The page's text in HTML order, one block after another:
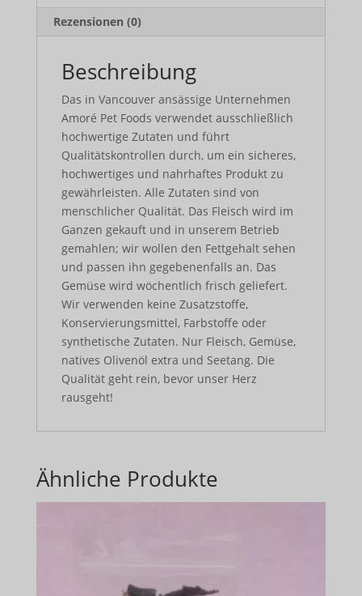
Rezensionen (0)
Beschreibung
Das in Vancouver ansässige Unternehmen
Amoré Pet Foods verwendet ausschließlich
hochwertige Zutaten und führt
Qualitätskontrollen durch, um ein sicheres,
hochwertiges und nahrhaftes Produkt zu
gewährleisten. Alle Zutaten sind von
menschlicher Qualität. Das Fleisch wird im
Ganzen gekauft und in unserem Betrieb
gemahlen; wir wollen den Fettgehalt sehen
und passen ihn gegebenenfalls an. Das
Gemüse wird wöchentlich frisch geliefert.
Wir verwenden keine Zusatzstoffe,
Konservierungsmittel, Farbstoffe oder
synthetische Zutaten. Nur Fleisch, Gemüse,
natives Olivenöl extra und Seetang. Die
Qualität geht rein, bevor unser Herz
rausgeht!
Ähnliche Produkte